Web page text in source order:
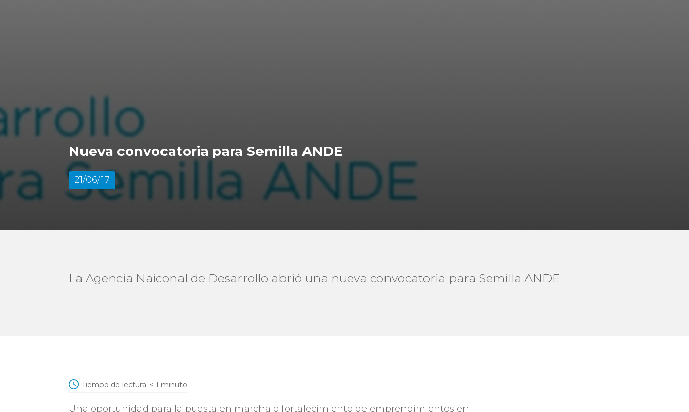
Nueva convocatoria para Semilla ANDE
21/06/17
La Agencia Naiconal de Desarrollo abrió una nueva convocatoria para Semilla ANDE
Tiempo de lectura: < 1 minuto
Una oportunidad para la puesta en marcha o fortalecimiento de emprendimientos en